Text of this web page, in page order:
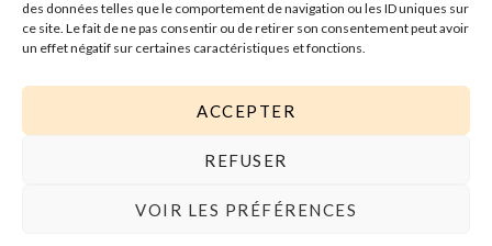
des données telles que le comportement de navigation ou les ID uniques sur
ce site. Le fait de ne pas consentir ou de retirer son consentement peut avoir
un effet négatif sur certaines caractéristiques et fonctions.
ACCEPTER
REFUSER
VOIR LES PRÉFÉRENCES
service possible. Lire notre politique de confidentialité
pour plus d’informations.